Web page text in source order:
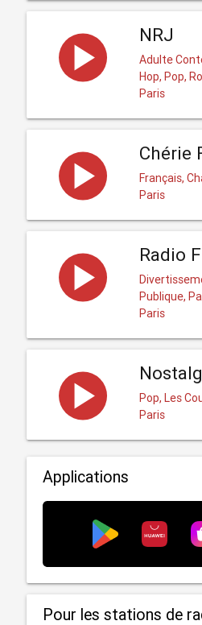
NRJ
Adulte
Hop, Pop,
Paris
Chérie
Français,
Paris
Radio
Publique,
Paris
Pop, Les
Paris
Applications
Pour les stations de